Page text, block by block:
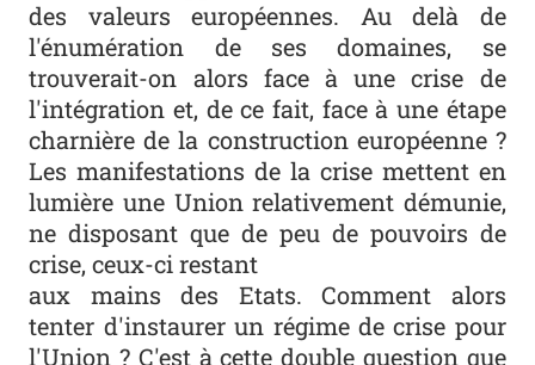
des valeurs européennes. Au delà de
l'énumération de ses domaines, se
trouverait-on alors face à une crise de
l'intégration et, de ce fait, face à une étape
charnière de la construction européenne ?
Les manifestations de la crise mettent en
lumière une Union relativement démunie,
ne disposant que de peu de pouvoirs de
crise, ceux-ci restant
aux mains des Etats. Comment alors
tenter d'instaurer un régime de crise pour
l'Union ? C'est à cette double question que